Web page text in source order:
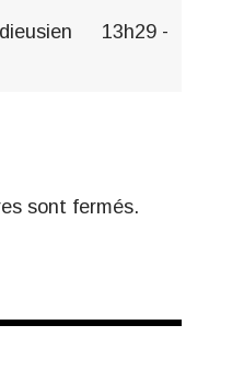
13h29 -
sont fermés.